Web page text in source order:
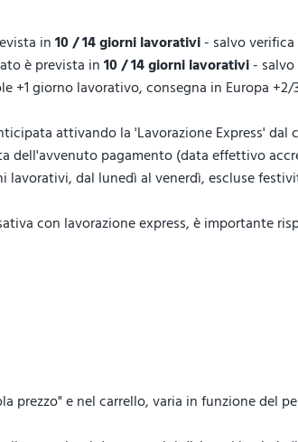
in10 / 14 giorni lavorativi- salvo
è prevista in10 / 14 giorni lavorativi-
+1 giorno lavorativo, consegna in Europa
attivando la 'Lavorazione Express' dal
dell'avvenuto pagamento (data effettivo
lavorativi, dal lunedì al venerdì, escluse
con lavorazione express, è importante
prezzo" e nel carrello, varia in funzione del